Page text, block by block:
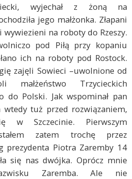
wyjechał z żoną na
jego małżonka. Złapani
na roboty do Rzeszy.
pod Piłą przy kopaniu
ich na roboty pod Rostock.
zajęli Sowieci –uwolnione od
małżeństwo Trzycieckich
do Polski. Jak wspominał pan
wtedy tuż przed rozwiązaniem,
w Szczecinie. Pierwszym
zatem trochę przez
prezydenta Piotra Zaremby 14
się nas dwójka. Oprócz mnie
Zaremba. Ale nie